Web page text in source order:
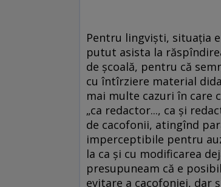
Pentru lingvişti, situaţia
putut asista la
de şcoală, pentru că
cu întîrziere material
mai multe cazuri în care
„ca redactor..., ca şi
de cacofonii, atingînd
imperceptibile pentru
la ca şi cu modificarea
presupuneam că e
evitare a cacofoniei, dar